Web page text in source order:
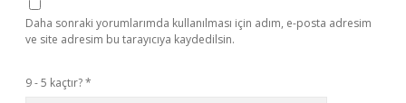
Daha sonraki yorumlarımda kullanılması için adım, e-posta adresim
ve site adresim bu tarayıcıya kaydedilsin.
9 - 5 kaçtır?*